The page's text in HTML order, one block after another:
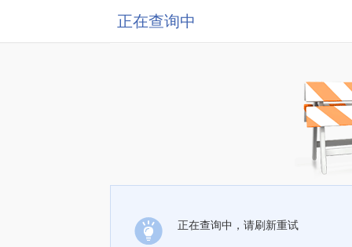
正在查询中
正在查询中，请刷新重试